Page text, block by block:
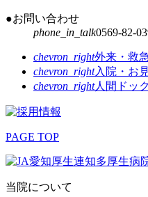
●お問い合わせ
phone_in_talk0569-82-
chevron_right外来・救
chevron_right入院・お
chevron_right人間ドッ
PAGE TOP
当院について